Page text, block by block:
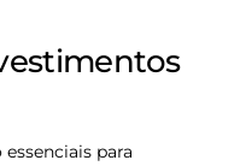
para